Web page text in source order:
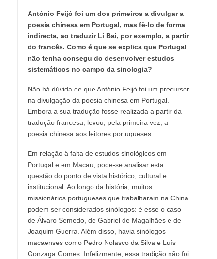
António Feijó foi um dos primeiros a divulgar a
poesia chinesa em Portugal, mas fê-lo de forma
indirecta, ao traduzir Li Bai, por exemplo, a partir
do francês. Como é que se explica que Portugal
não tenha conseguido desenvolver estudos
sistemáticos no campo da sinologia?
Não há dúvida de que António Feijó foi um precursor
na divulgação da poesia chinesa em Portugal.
Embora a sua tradução fosse realizada a partir da
tradução francesa, levou, pela primeira vez, a
poesia chinesa aos leitores portugueses.
Em relação à falta de estudos sinológicos em
Portugal e em Macau, pode-se analisar esta
questão do ponto de vista histórico, cultural e
institucional. Ao longo da história, muitos
missionários portugueses que trabalharam na China
podem ser considerados sinólogos: é esse o caso
de Álvaro Semedo, de Gabriel de Magalhães e de
Joaquim Guerra. Além disso, havia sinólogos
macaenses como Pedro Nolasco da Silva e Luís
Gonzaga Gomes. Infelizmente, essa tradição não foi